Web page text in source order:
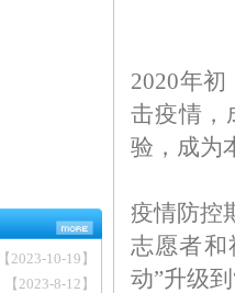
2023-10-19】
【2023-8-12】
2020年
击疫情，
验，成为
疫情防控
志愿者和
动”升级